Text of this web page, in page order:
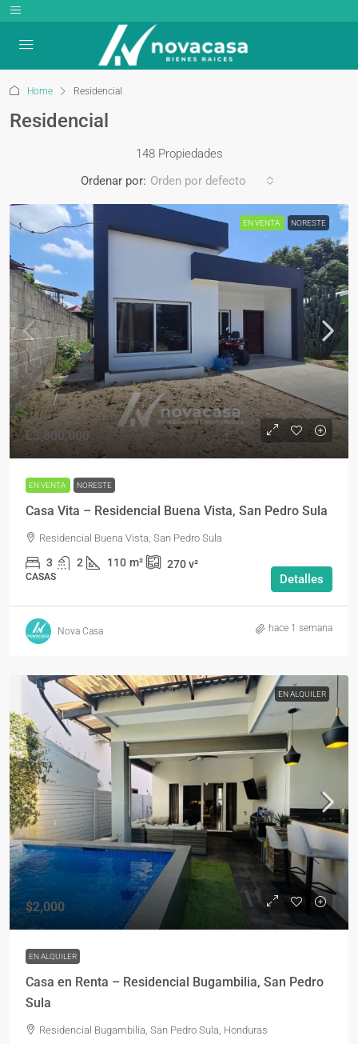
Home Residencial
Residencial
148 Propiedades
Ordenar por: Orden por defecto
EN VENTA NORESTE
L3,800,000
EN VENTA NORESTE
Casa Vita – Residencial Buena Vista, San Pedro Sula
Residencial Buena Vista, San Pedro Sula
3 2 110 m² 270v²
CASAS Detalles
Nova Casa hace 1 semana
EN ALQUILER
$2,000
EN ALQUILER
Casa en Renta – Residencial Bugambilia, San Pedro
Sula
Residencial Bugambilia, San Pedro Sula, Honduras